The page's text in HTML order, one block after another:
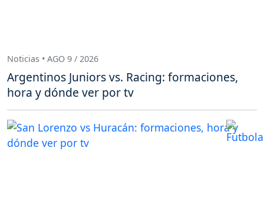
Noticias • AGO 9 / 2026
Argentinos Juniors vs. Racing: formaciones,
hora y dónde ver por tv